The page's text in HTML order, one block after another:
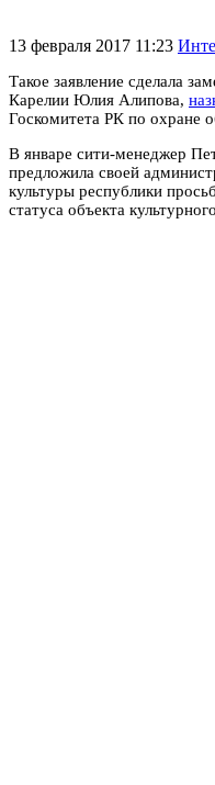
13 февраля 2017 11:23
Такое заявление сделала
Карелии Юлия Алипова,
Госкомитета РК по охране
В январе сити-менеджер
предложила своей
культуры республики
статуса объекта